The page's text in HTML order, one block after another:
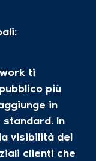
ti
più
in
In
visibilità del
clienti che